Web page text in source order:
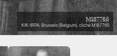
M187765
KIK-IRPA, Brussels (Belgium), cliché M187765